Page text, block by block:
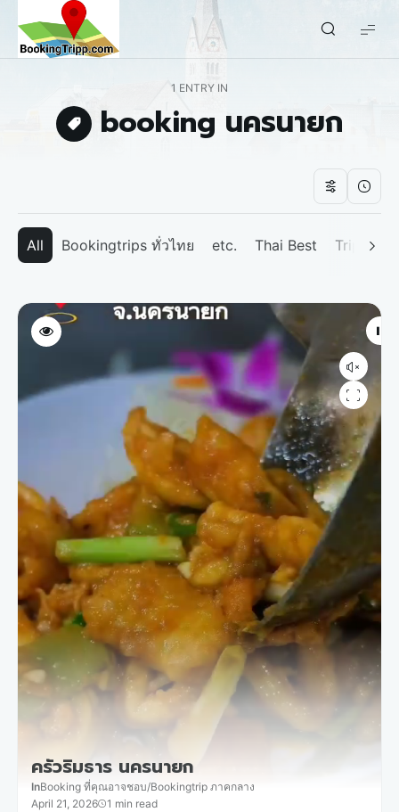
bookingtripp.com
1 ENTRY IN
booking นครนายก
All Bookingtrips ทั่วไทย etc. Thai Best Tripp
ครัวริมธาร นครนายก
InBooking ที่คุณอาจชอบ/Bookingtrip ภาคกลาง
April 21, 2026
1 min read